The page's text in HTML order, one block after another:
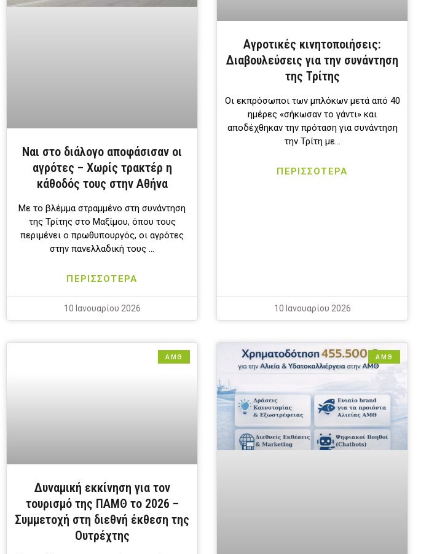
Ναι στο διάλογο αποφάσισαν οι
αγρότες – Χωρίς τρακτέρ η
κάθοδός τους στην Αθήνα
Με το βλέμμα στραμμένο στη συνάντηση
της Τρίτης στο Μαξίμου, όπου τους
περιμένει ο πρωθυπουργός, οι αγρότες
στην πανελλαδική τους …
ΠΕΡΙΣΣΟΤΕΡΑ
10 Ιανουαρίου 2026
Αγρoτικές κινητοποιήσεις:
Διαβουλεύσεις για την συνάντηση
της Τρίτης
Οι εκπρόσωποι των μπλόκων μετά από 40
ημέρες «σήκωσαν το γάντι» και
αποδέχθηκαν την πρόταση για συνάντηση
την Τρίτη με…
ΠΕΡΙΣΣΟΤΕΡΑ
10 Ιανουαρίου 2026
ΑΜΘ
Δυναμική εκκίνηση για τον
τουρισμό της ΠΑΜΘ το 2026 –
Συμμετοχή στη διεθνή έκθεση της
Ουτρέχτης
ΑΜΘ